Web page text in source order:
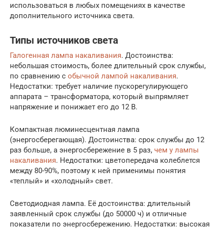
использоваться в любых помещениях в качестве
дополнительного источника света.
Типы источников света
Галогенная лампа накаливания. Достоинства:
небольшая стоимость, более длительный срок службы,
по сравнению с обычной лампой накаливания.
Недостатки: требует наличие пускорегулирующего
аппарата – трансформатора, который выпрямляет
напряжение и понижает его до 12 В.
Компактная люминесцентная лампа
(энергосберегающая). Достоинства: срок службы до 12
раз больше, а энергосбережение в 5 раз, чем у лампы
накаливания. Недостатки: цветопередача колеблется
между 80-90%, поэтому к ней применимы понятия
«теплый» и «холодный» свет.
Светодиодная лампа. Её достоинства: длительный
заявленный срок службы (до 50000 ч) и отличные
показатели по энергосбережению. Недостатки: высокая